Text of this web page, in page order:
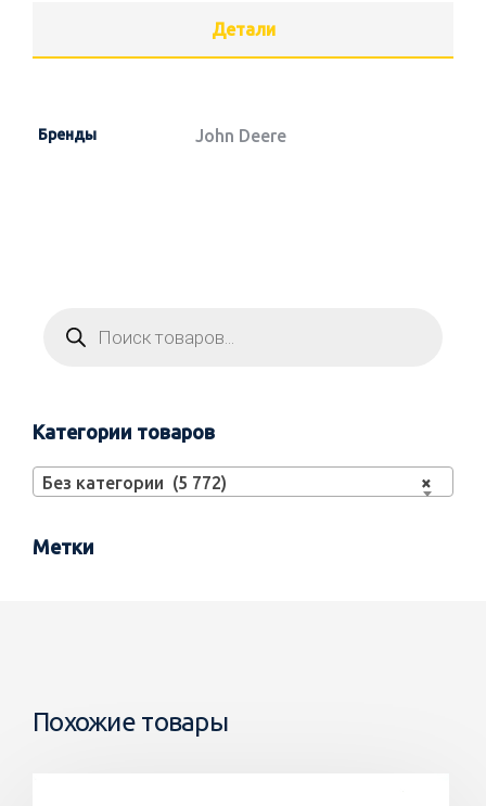
Детали
Бренды John Deere
Категории товаров
×
Без категории (5 772)
Метки
Похожие товары